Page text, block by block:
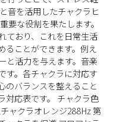
音を活用したチャクラヒ
要な役割を果たします。
ており、これを日常生活
ることができます。例え
と活力を与えます。音楽
す。各チャクラに対応す
のバランスを整えること
対応表です。 チャクラ色
ャクラオレンジ288Hz 第